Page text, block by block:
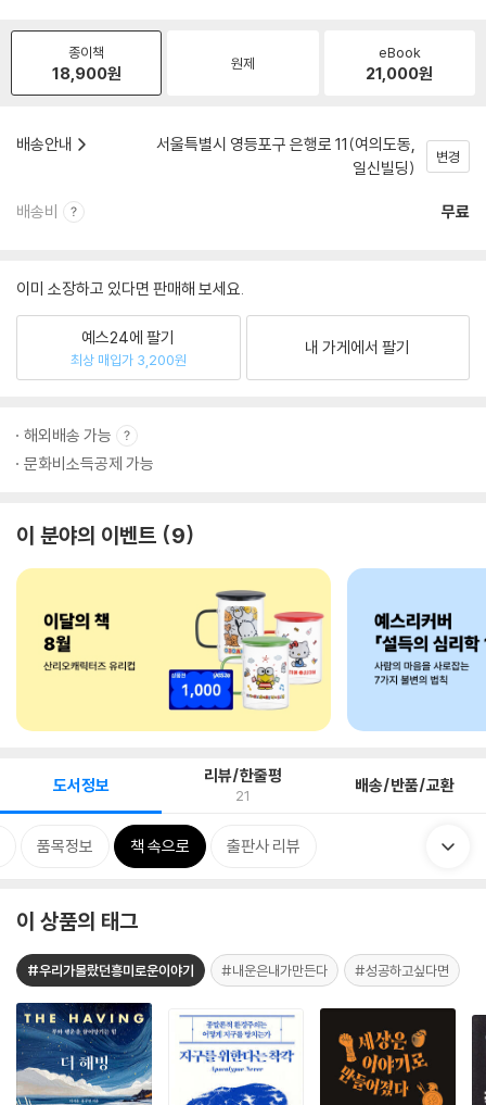
종이책
18,900원 원제
eBook
21,000원
배송안내
서울특별시 영등포구 은행로 11(여의도동,
일신빌딩)
변경
배송비 무료
이미 소장하고 있다면 판매해 보세요.
예스24에 팔기
최상 매입가 3,200원
내 가게에서 팔기
해외배송 가능
문화비소득공제 가능
이 분야의 이벤트 9
도서정보 리뷰/한줄평
21 배송/반품/교환
품목정보 책 속으로 출판사 리뷰
이 상품의 태그
#우리가몰랐던흥미로운이야기 #내운은내가만든다 #성공하고싶다면